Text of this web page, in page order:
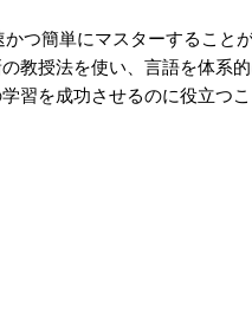
つ簡単にマスターすること
教授法を使い、言語を体系
習を成功させるのに役立つ